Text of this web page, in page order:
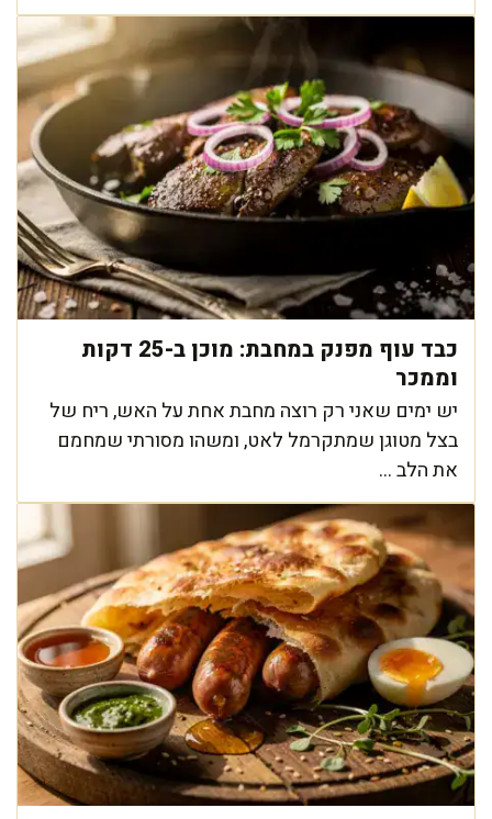
כבד עוף מפנק במחבת: מוכן ב-25 דקות
וממכר
יש ימים שאני רק רוצה מחבת אחת על האש, ריח של
בצל מטוגן שמתקרמל לאט, ומשהו מסורתי שמחמם
את הלב ...